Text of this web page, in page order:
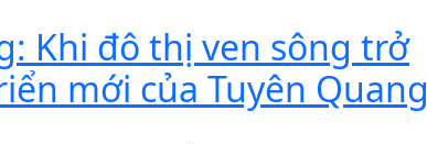
Khi đô thị ven sông trở
mới của Tuyên Quang